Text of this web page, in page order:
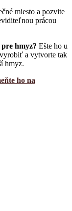
miesto a pozvite
prácou
pre hmyz? Ešte ho u
vyrobiť a vytvorte tak
hmyz.
ho na